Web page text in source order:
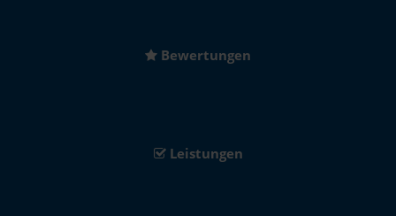
Bewertungen
Leistungen